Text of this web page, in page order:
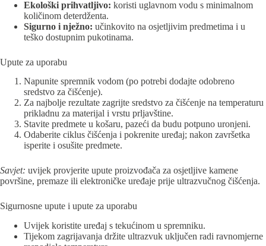
Ekološki prihvatljivo: koristi uglavnom vodu s minimalnom
količinom deterdženta.
Sigurno i nježno: učinkovito na osjetljivim predmetima i u
teško dostupnim pukotinama.
Upute za uporabu
Napunite spremnik vodom (po potrebi dodajte odobreno
sredstvo za čišćenje).
Za najbolje rezultate zagrijte sredstvo za čišćenje na temperaturu
prikladnu za materijal i vrstu prljavštine.
Stavite predmete u košaru, pazeći da budu potpuno uronjeni.
Odaberite ciklus čišćenja i pokrenite uređaj; nakon završetka
isperite i osušite predmete.
Savjet: uvijek provjerite upute proizvođača za osjetljive kamene
površine, premaze ili elektroničke uređaje prije ultrazvučnog čišćenja.
Sigurnosne upute i upute za uporabu
Uvijek koristite uređaj s tekućinom u spremniku.
Tijekom zagrijavanja držite ultrazvuk uključen radi ravnomjerne